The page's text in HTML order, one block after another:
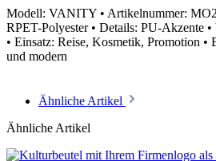
Modell: VANITY • Artikelnummer:
RPET-Polyester • Details: PU-Akzente •
• Einsatz: Reise, Kosmetik, Promotion •
und modern
Ähnliche Artikel
Ähnliche Artikel